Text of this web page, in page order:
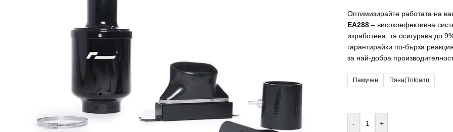
Оптимизирайте работата на
EA288 – високоефективна
изработена, тя осигурява до
гарантирайки по-бърза
за най-добра
Памучен Пяна(Trifoam)
- +